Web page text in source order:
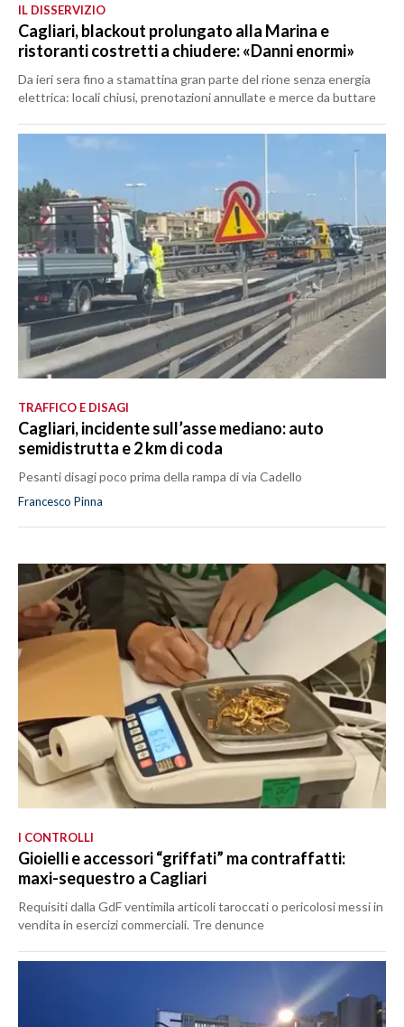
IL DISSERVIZIO
Cagliari, blackout prolungato alla Marina e
ristoranti costretti a chiudere: «Danni enormi»
Da ieri sera fino a stamattina gran parte del rione senza energia
elettrica: locali chiusi, prenotazioni annullate e merce da buttare
TRAFFICO E DISAGI
Cagliari, incidente sull’asse mediano: auto
semidistrutta e 2 km di coda
Pesanti disagi poco prima della rampa di via Cadello
Francesco Pinna
I CONTROLLI
Gioielli e accessori “griffati” ma contraffatti:
maxi-sequestro a Cagliari
Requisiti dalla GdF ventimila articoli taroccati o pericolosi messi in
vendita in esercizi commerciali. Tre denunce